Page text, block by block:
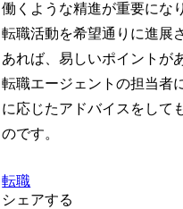
働くような精進が重要にな
転職活動を希望通りに進展
あれば、易しいポイントが
転職エージェントの担当者
に応じたアドバイスをして
のです。
転職
シェアする